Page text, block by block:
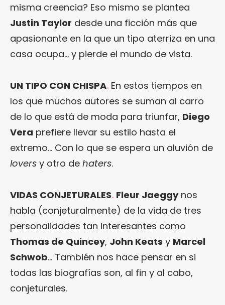
misma creencia? Eso mismo se plantea
Justin Taylor desde una ficción más que
apasionante en la que un tipo aterriza en una
casa ocupa… y pierde el mundo de vista.
UN TIPO CON CHISPA. En estos tiempos en
los que muchos autores se suman al carro
de lo que está de moda para triunfar, Diego
Vera prefiere llevar su estilo hasta el
extremo… Con lo que se espera un aluvión de
lovers y otro de haters.
VIDAS CONJETURALES. Fleur Jaeggynos
habla (conjeturalmente) de la vida de tres
personalidades tan interesantes como
Thomas de Quincey, John Keats y Marcel
Schwob… También nos hace pensar en si
todas las biografías son, al fin y al cabo,
conjeturales.